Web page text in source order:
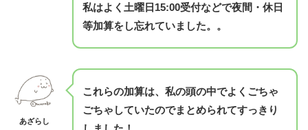
私はよく土曜日15:00受付などで夜間・休日
等加算をし忘れていました。。
あざらし
これらの加算は、私の頭の中でよくごちゃ
ごちゃしていたのでまとめられてすっきり